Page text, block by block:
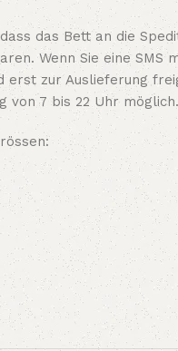
das Bett an die
Wenn Sie eine
zur Auslieferung
von 7 bis 22 Uhr möglich.